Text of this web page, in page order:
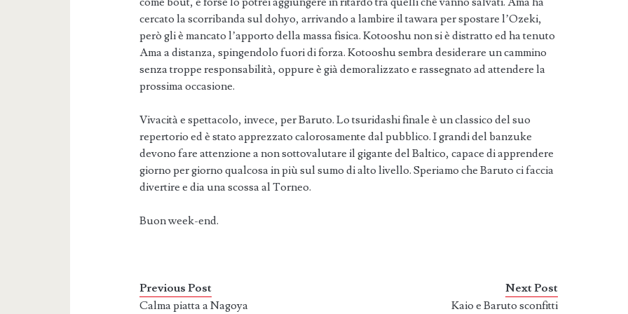
cercato la scorribanda sul dohyo, arrivando a lambire il tawara per spostare l’Ozeki,
però gli è mancato l’apporto della massa fisica. Kotooshu non si è distratto ed ha tenuto
Ama a distanza, spingendolo fuori di forza. Kotooshu sembra desiderare un cammino
senza troppe responsabilità, oppure è già demoralizzato e rassegnato ad attendere la
prossima occasione.
Vivacità e spettacolo, invece, per Baruto. Lo tsuridashi finale è un classico del suo
repertorio ed è stato apprezzato calorosamente dal pubblico. I grandi del banzuke
devono fare attenzione a non sottovalutare il gigante del Baltico, capace di apprendere
giorno per giorno qualcosa in più sul sumo di alto livello. Speriamo che Baruto ci faccia
divertire e dia una scossa al Torneo.
Buon week-end.
Previous Post
Calma piatta a Nagoya
Next Post
Kaio e Baruto sconfitti